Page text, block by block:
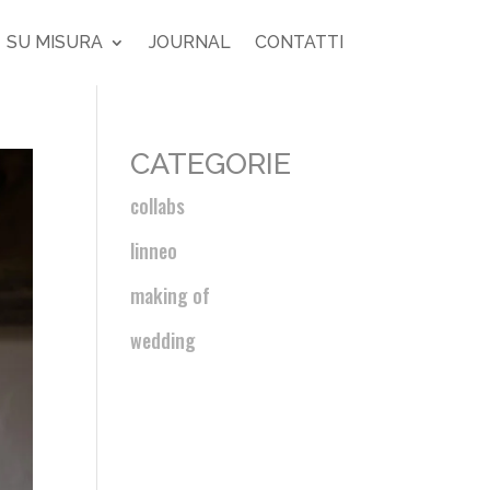
SU MISURA JOURNAL CONTATTI
CATEGORIE
collabs
linneo
making of
wedding